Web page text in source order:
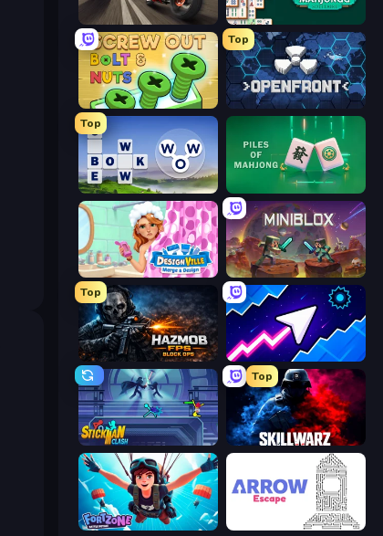
Traffic Rider Mahjongg Solitaire
Screw Out: Bolts and Nuts
Top
Openfront
Top
Words of Wonders Piles of Mahjong
Designville: Merge & Design Miniblox
Top
Hazmob FPS: Online Shooter Space Waves
Stickman Clash
Top
SkillWarz
Fortzone Battle Royale Arrow Escape